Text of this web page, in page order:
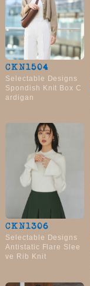
CKN1504
Selectable Designs
Spondish Knit Box C
ardigan
CKN1306
Selectable Designs
Antistatic Flare Slee
ve Rib Knit